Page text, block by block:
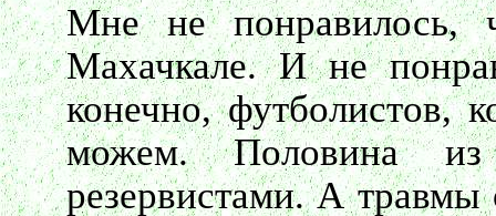
Мне не понравилось,
Махачкале. И не
конечно,
можем. Половина
резервистами. А